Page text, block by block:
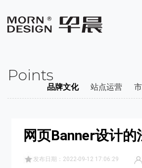
Points
品牌文化 站点运营
网页Banner设计的
发布日期：2022-09-12 17:06:29